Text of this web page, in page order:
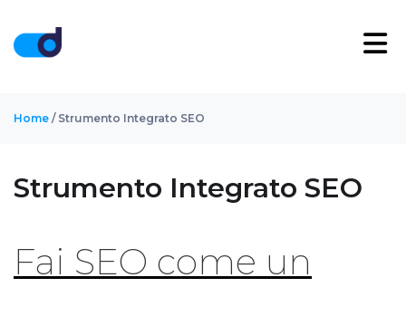
Home / Strumento Integrato SEO
Strumento Integrato SEO
Fai SEO come un